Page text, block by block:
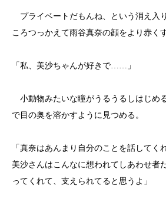
プライベートだもんね、という消え入
ころつっかえて雨谷真奈の顔をより赤くす
「私、美沙ちゃんが好きで……」
小動物みたいな瞳がうるうるしはじめ
で目の奥を溶かすように見つめる。
「真奈はあんまり自分のことを話してく
美沙さんはこんなに想われてしあわせ者
ってくれて、支えられてると思うよ」